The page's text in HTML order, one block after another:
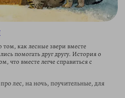
том, как лесные звери вместе
помогать друг другу. История о
что вместе легче справиться с
лес, на ночь, поучительные, для